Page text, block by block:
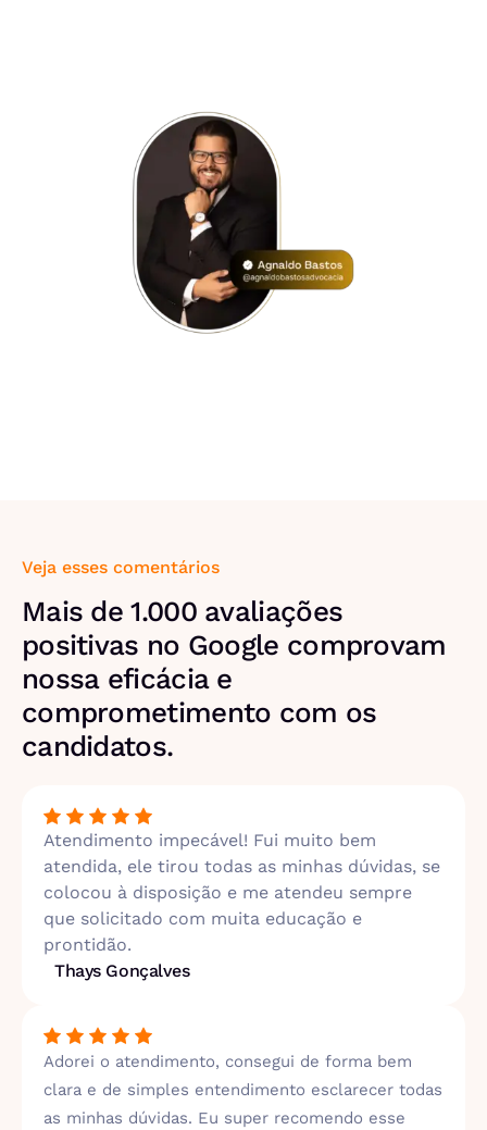
Veja esses comentários
Mais de 1.000 avaliações
positivas no Google comprovam
nossa eficácia e
comprometimento com os
candidatos.
Atendimento impecável! Fui muito bem
atendida, ele tirou todas as minhas dúvidas, se
colocou à disposição e me atendeu sempre
que solicitado com muita educação e
prontidão.
Thays Gonçalves
Adorei o atendimento, consegui de forma bem
clara e de simples entendimento esclarecer todas
as minhas dúvidas. Eu super recomendo esse